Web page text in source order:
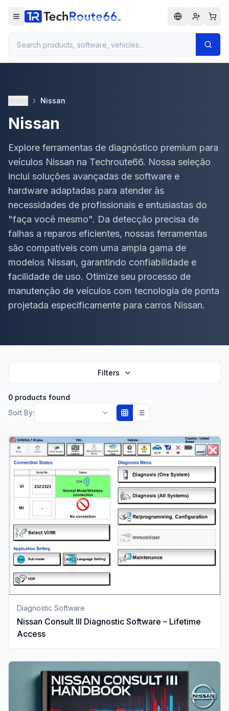
Home Nissan
Nissan
Explore ferramentas de diagnóstico premium para
veículos Nissan na Techroute66. Nossa seleção
inclui soluções avançadas de software e
hardware adaptadas para atender às
necessidades de profissionais e entusiastas do
"faça você mesmo". Da detecção precisa de
falhas a reparos eficientes, nossas ferramentas
são compatíveis com uma ampla gama de
modelos Nissan, garantindo confiabilidade e
facilidade de uso. Otimize seu processo de
manutenção de veículos com tecnologia de ponta
projetada especificamente para carros Nissan.
Filters
0 products found
Sort By:
Diagnostic Software
Nissan Consult III Diagnostic Software – Lifetime
Access